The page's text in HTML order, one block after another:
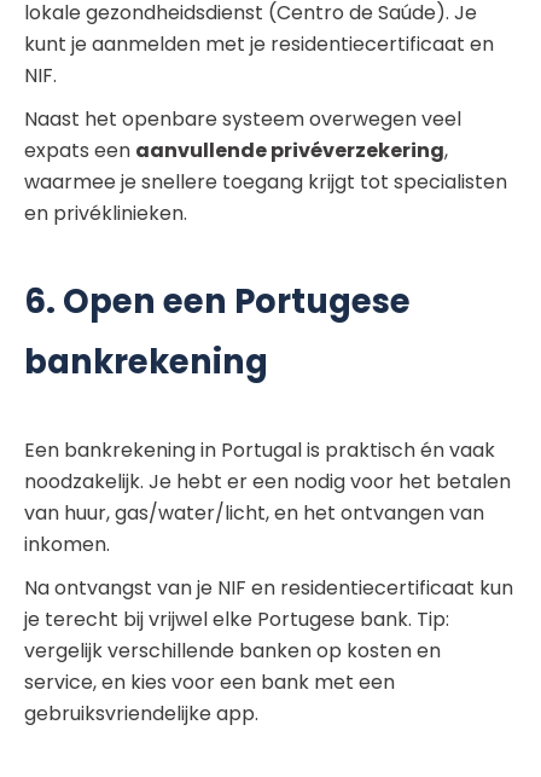
lokale gezondheidsdienst (Centro de Saúde). Je
kunt je aanmelden met je residentiecertificaat en
NIF.
Naast het openbare systeem overwegen veel
expats een aanvullende privéverzekering,
waarmee je snellere toegang krijgt tot specialisten
en privéklinieken.
6. Open een Portugese
bankrekening
Een bankrekening in Portugal is praktisch én vaak
noodzakelijk. Je hebt er een nodig voor het betalen
van huur, gas/water/licht, en het ontvangen van
inkomen.
Na ontvangst van je NIF en residentiecertificaat kun
je terecht bij vrijwel elke Portugese bank. Tip:
vergelijk verschillende banken op kosten en
service, en kies voor een bank met een
gebruiksvriendelijke app.